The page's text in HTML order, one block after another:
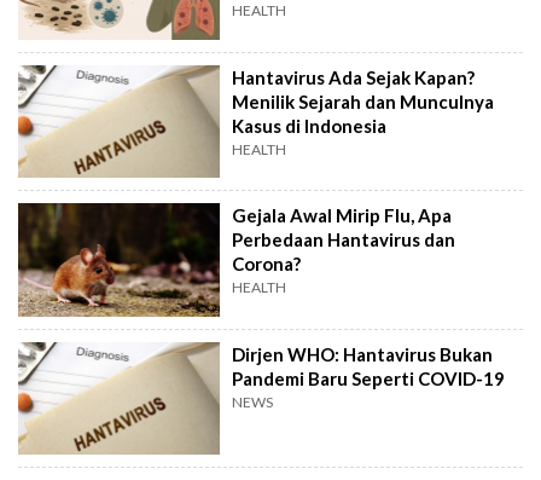
HEALTH
Hantavirus Ada Sejak Kapan?
Menilik Sejarah dan Munculnya
Kasus di Indonesia
HEALTH
Gejala Awal Mirip Flu, Apa
Perbedaan Hantavirus dan
Corona?
HEALTH
Dirjen WHO: Hantavirus Bukan
Pandemi Baru Seperti COVID-19
NEWS